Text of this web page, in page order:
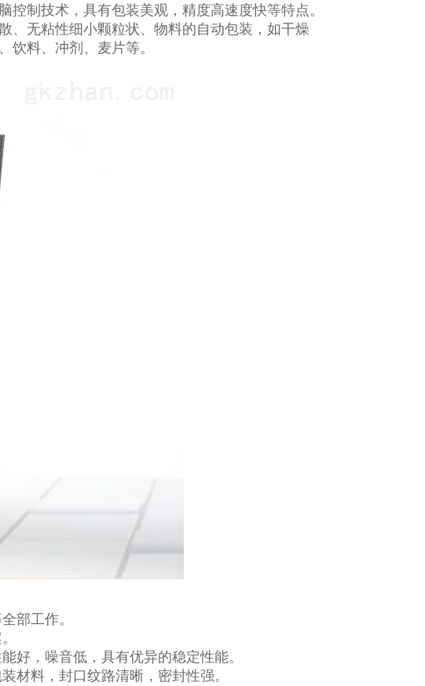
控制技术，具有包装美观，精度高速度快等特点。
、无粘性细小颗粒状、物料的自动包装，如干燥
饮料、冲剂、麦片等。
部工作。
好，噪音低，具有优异的稳定性能。
材料，封口纹路清晰，密封性强。